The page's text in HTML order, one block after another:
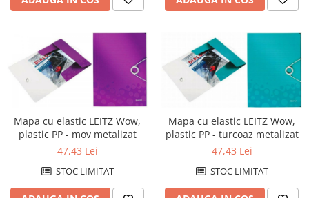
Mapa cu elastic LEITZ Wow,
plastic PP - mov metalizat
47,43 Lei
STOC LIMITAT
Mapa cu elastic LEITZ Wow,
plastic PP - turcoaz metalizat
47,43 Lei
STOC LIMITAT